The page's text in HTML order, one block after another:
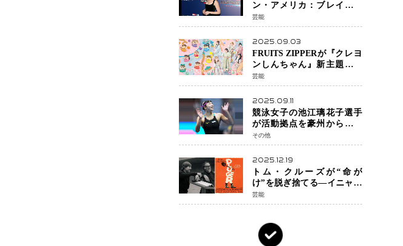
ン・アメリカ：ブレイブ・
ニュー・ワールド』 新ブラ
ック・ウィドウ役のシラ・
ハースとは！？
芸能
2025.09.03
FRUITS ZIPPERが『クレヨ
ンしんちゃん』新主題歌を
担当
芸能
2025.09.11
競泳女子の池江璃花子選手
が活動拠点を豪州から日本
へ！ 豪州での挑戦を糧に、
28年ロサンゼルス五輪へ再
始動
その他
2025.12.19
トム・クルーズが“命が
け”を脱ぎ捨てる―イニャリ
トゥ監督と挑む前代未聞の
大惨事コメディ「DIGGER
芸能